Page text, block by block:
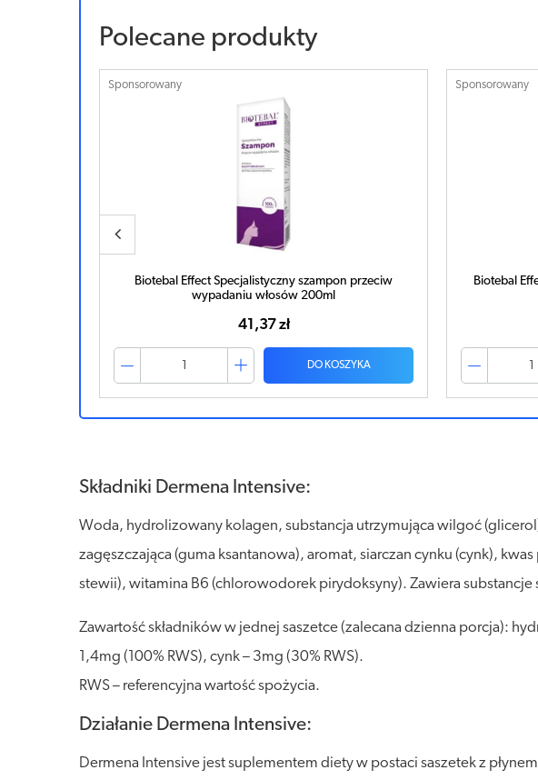
Polecane produkty
Sponsorowany
Biotebal Effect Specjalistyczne serum spray przeciw
wypadaniu włosów 130ml
46,23 zł
DO KOSZYKA
Sponsorowany
Biotebal
Składniki Dermena Intensive:
Woda, hydrolizowany kolagen, substancja utrzymująca wilgoć
zagęszczająca (guma ksantanowa), aromat, siarczan cynku (cynk),
stewii), witamina B6 (chlorowodorek pirydoksyny). Zawiera substancje
Zawartość składników w jednej saszetce (zalecana dzienna porcja):
1,4mg (100% RWS), cynk – 3mg (30% RWS).
RWS – referencyjna wartość spożycia.
Działanie Dermena Intensive:
Dermena Intensive jest suplementem diety w postaci saszetek z